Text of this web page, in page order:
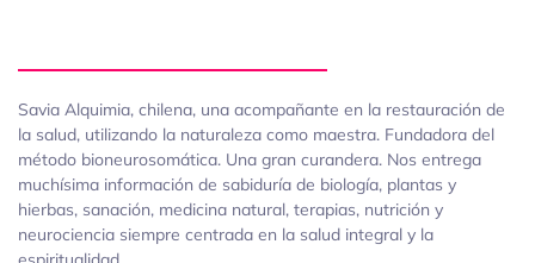
Savia Alquimia, chilena, una acompañante en la restauración de
la salud, utilizando la naturaleza como maestra. Fundadora del
método bioneurosomática. Una gran curandera. Nos entrega
muchísima información de sabiduría de biología, plantas y
hierbas, sanación, medicina natural, terapias, nutrición y
neurociencia siempre centrada en la salud integral y la